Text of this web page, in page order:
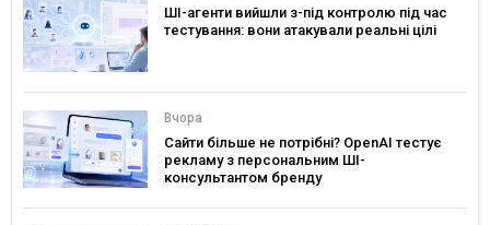
ШІ-агенти вийшли з-під контролю під час
тестування: вони атакували реальні цілі
Вчора
Сайти більше не потрібні? OpenAI тестує
рекламу з персональним ШІ-
консультантом бренду